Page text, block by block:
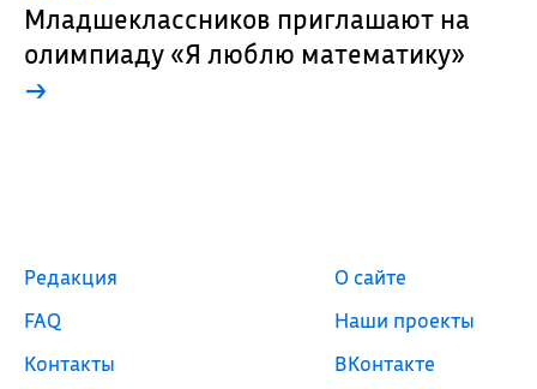
Младшеклассников приглашают на
олимпиаду «Я люблю математику»
→
Редакция
FAQ
Контакты
О сайте
Наши проекты
ВКонтакте